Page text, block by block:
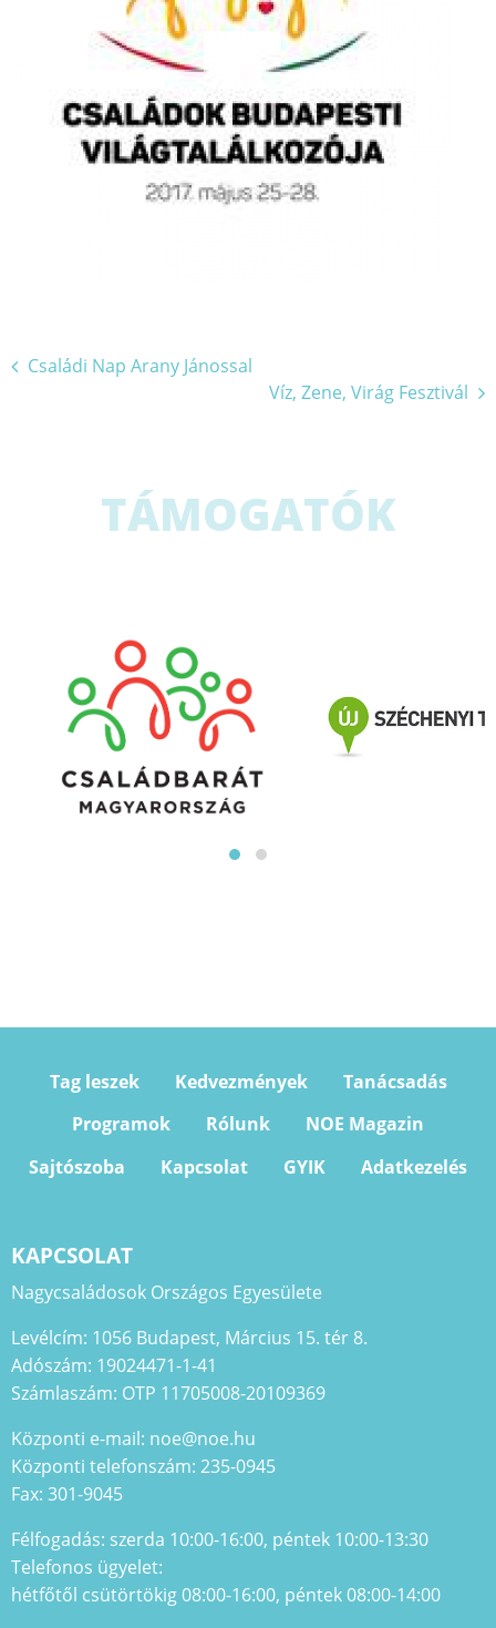
Bejegyzés
Családi Nap Arany Jánossal
Víz, Zene, Virág Fesztivál
TÁMOGATÓK
Tag leszek Kedvezmények
Tanácsadás
Programok
Rólunk
NOE Magazin
Sajtószoba
Kapcsolat GYIK Adatkezelés
KAPCSOLAT
Nagycsaládosok Országos Egyesülete
Levélcím: 1056 Budapest, Március 15. tér 8.
Adószám: 19024471-1-41
Számlaszám: OTP 11705008-20109369
Központi e-mail: noe@noe.hu
Központi telefonszám: 235-0945
Fax: 301-9045
Félfogadás: szerda 10:00-16:00, péntek 10:00-13:30
Telefonos ügyelet:
hétfőtől csütörtökig 08:00-16:00, péntek 08:00-14:00